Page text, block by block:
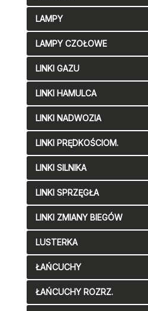
LAMPY
LAMPY CZOŁOWE
LINKI GAZU
LINKI HAMULCA
LINKI NADWOZIA
LINKI PRĘDKOŚCIOM.
LINKI SILNIKA
LINKI SPRZĘGŁA
LINKI ZMIANY BIEGÓW
LUSTERKA
ŁAŃCUCHY
ŁAŃCUCHY ROZRZ.